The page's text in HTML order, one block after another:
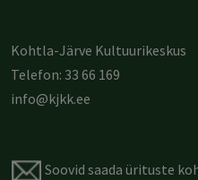
Kohtla-Järve Kultuurikeskus
Telefon: 33 66 169
info@kjkk.ee
Soovid saada ürituste